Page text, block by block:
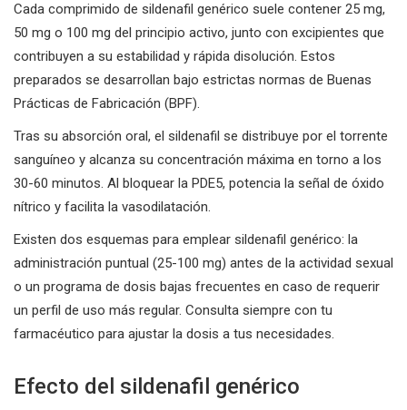
Cada comprimido de sildenafil genérico suele contener 25 mg,
50 mg o 100 mg del principio activo, junto con excipientes que
contribuyen a su estabilidad y rápida disolución. Estos
preparados se desarrollan bajo estrictas normas de Buenas
Prácticas de Fabricación (BPF).
Tras su absorción oral, el sildenafil se distribuye por el torrente
sanguíneo y alcanza su concentración máxima en torno a los
30-60 minutos. Al bloquear la PDE5, potencia la señal de óxido
nítrico y facilita la vasodilatación.
Existen dos esquemas para emplear sildenafil genérico: la
administración puntual (25-100 mg) antes de la actividad sexual
o un programa de dosis bajas frecuentes en caso de requerir
un perfil de uso más regular. Consulta siempre con tu
farmacéutico para ajustar la dosis a tus necesidades.
Efecto del sildenafil genérico